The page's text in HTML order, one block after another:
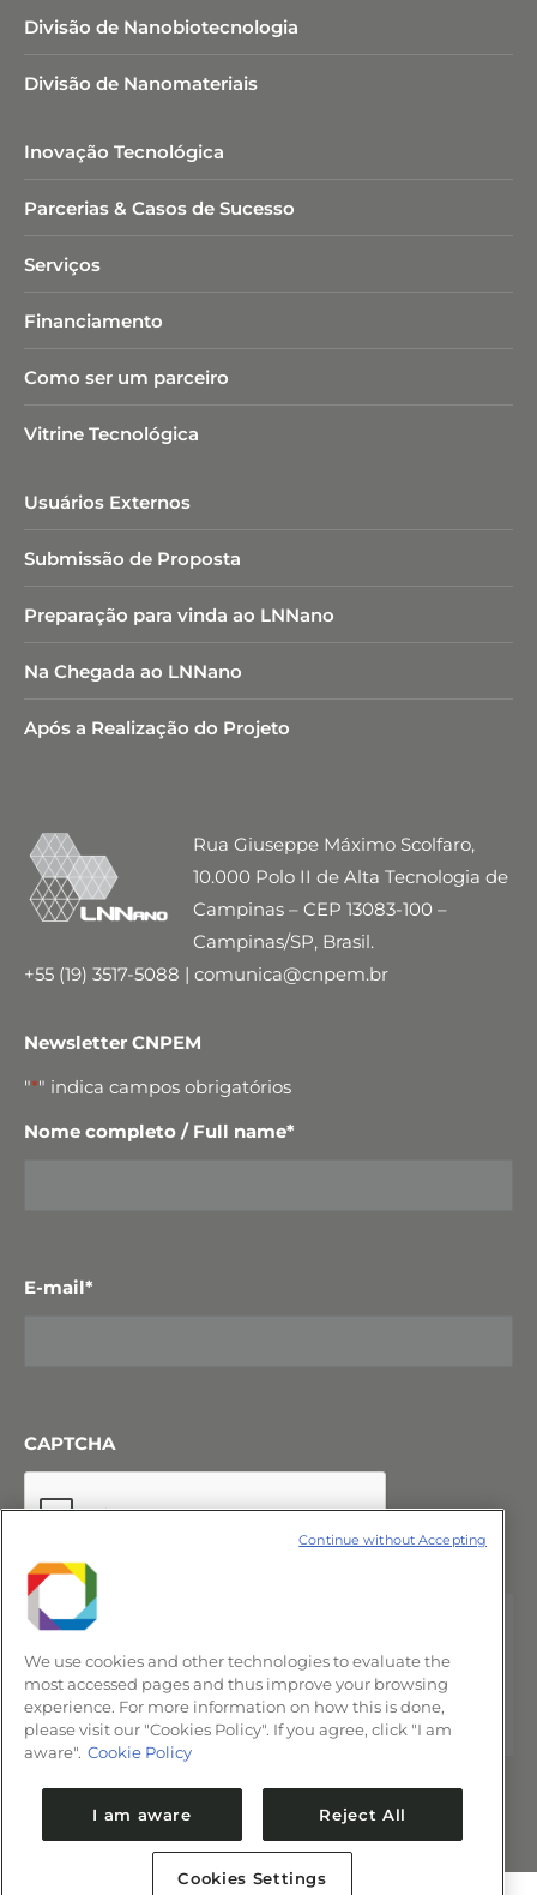
Divisão de Nanobiotecnologia​
Divisão de Nanomateriais
Inovação Tecnológica
Parcerias & Casos de Sucesso
Serviços
Financiamento
Como ser um parceiro
Vitrine Tecnológica
Usuários Externos
Submissão de Proposta
Preparação para vinda ao LNNano
Na Chegada ao LNNano
Após a Realização do Projeto
Rua Giuseppe Máximo Scolfaro,
10.000 Polo II de Alta Tecnologia de
Campinas – CEP 13083-100 –
Campinas/SP, Brasil.
+55 (19) 3517-5088 | comunica@cnpem.br
Newsletter CNPEM
"*" indica campos obrigatórios
Nome completo / Full name*
E-mail*
CAPTCHA
We use cookies and other technologies to evaluate the
most accessed pages and thus improve your browsing
experience. For more information on how this is done,
please visit our "Cookies Policy". If you agree, click "I am
aware". Cookie Policy
I am aware Reject All
Cookies Settings
Continue without Accepting